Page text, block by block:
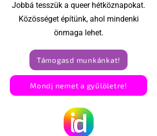
Jobbá tesszük a queer hétköznapokat.
Közösséget építünk, ahol mindenki
önmaga lehet.
Támogasd munkánkat!
Mondj nemet a gyűlöletre!